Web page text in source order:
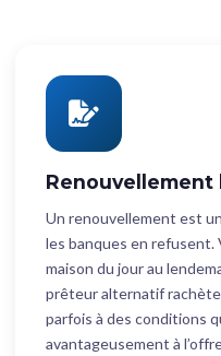
Un renouvellement est
les banques en refusent.
maison du jour au
prêteur alternatif
parfois à des conditions
avantageusement à